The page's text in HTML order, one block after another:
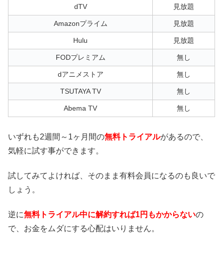
dTV 見放題
Amazonプライム 見放題
Hulu 見放題
FODプレミアム 無し
dアニメストア 無し
TSUTAYA TV 無し
Abema TV 無し
いずれも2週間～1ヶ月間の無料トライアルがあるので、
気軽に試す事ができます。
試してみてよければ、そのまま有料会員になるのも良いで
しょう。
逆に無料トライアル中に解約すれば1円もかからないの
で、お金をムダにする心配はいりません。